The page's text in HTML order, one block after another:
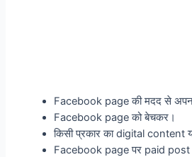
Facebook page की मदद से
Facebook page को बेचकर।
किसी प्रकार का digital content
Facebook page पर paid